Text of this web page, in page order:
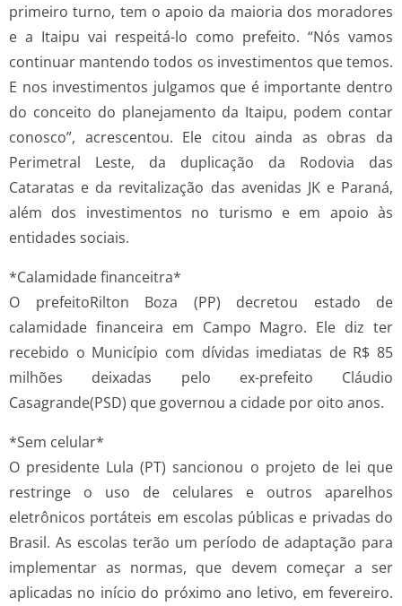
primeiro turno, tem o apoio da maioria dos moradores
e a Itaipu vai respeitá-lo como prefeito. “Nós vamos
continuar mantendo todos os investimentos que temos.
E nos investimentos julgamos que é importante dentro
do conceito do planejamento da Itaipu, podem contar
conosco”, acrescentou. Ele citou ainda as obras da
Perimetral Leste, da duplicação da Rodovia das
Cataratas e da revitalização das avenidas JK e Paraná,
além dos investimentos no turismo e em apoio às
entidades sociais.
*Calamidade financeitra*
O prefeitoRilton Boza (PP) decretou estado de
calamidade financeira em Campo Magro. Ele diz ter
recebido o Município com dívidas imediatas de R$ 85
milhões deixadas pelo ex-prefeito Cláudio
Casagrande(PSD) que governou a cidade por oito anos.
*Sem celular*
O presidente Lula (PT) sancionou o projeto de lei que
restringe o uso de celulares e outros aparelhos
eletrônicos portáteis em escolas públicas e privadas do
Brasil. As escolas terão um período de adaptação para
implementar as normas, que devem começar a ser
aplicadas no início do próximo ano letivo, em fevereiro.